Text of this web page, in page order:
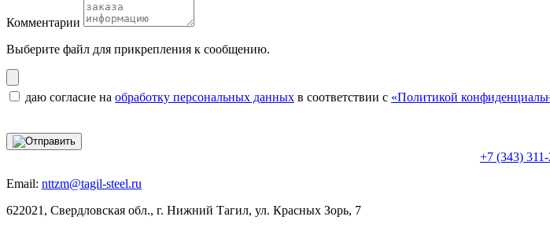
Комментарии
Выберите файл для прикрепления к сообщению.
даю согласие на обработку персональных данных в соответствии с «Политикой
+7 (343)
Email: nttzm@tagil-steel.ru
622021, Свердловская обл., г. Нижний Тагил, ул. Красных Зорь, 7